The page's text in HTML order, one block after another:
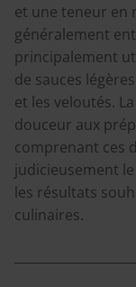
et une teneur en
généralement
principalement
de sauces
et les veloutés.
douceur aux
comprenant ces
judicieusement
les résultats
culinaires.